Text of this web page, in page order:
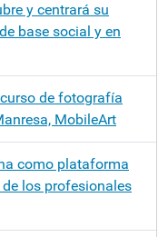
y centrará su
base social y en
de fotografía
MobileArt
como plataforma
los profesionales